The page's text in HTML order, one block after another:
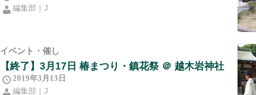
編集部｜J
イベント・催し
【終了】3月17日 椿まつり・鎮花祭 ＠ 越木岩神社
2019年3月13日
編集部｜J